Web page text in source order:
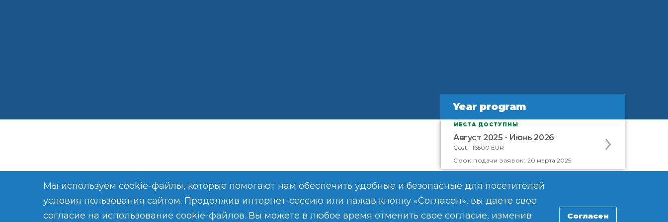
Year program
Year program
Apply
to
program
МЕСТА ДОСТУПНЫ
Август 2025 - Июнь 2026
Cost: 16500 EUR
Cрок подачи заявок: 20 марта 2025
Мы используем cookie-файлы, которые помогают нам обеспечить удобные и безопасные для посетителей
условия пользования сайтом. Продолжив интернет-сессию или нажав кнопку «Согласен», вы даете свое
согласие на использование cookie-файлов. Вы можете в любое время отменить свое согласие, изменив
Согласен